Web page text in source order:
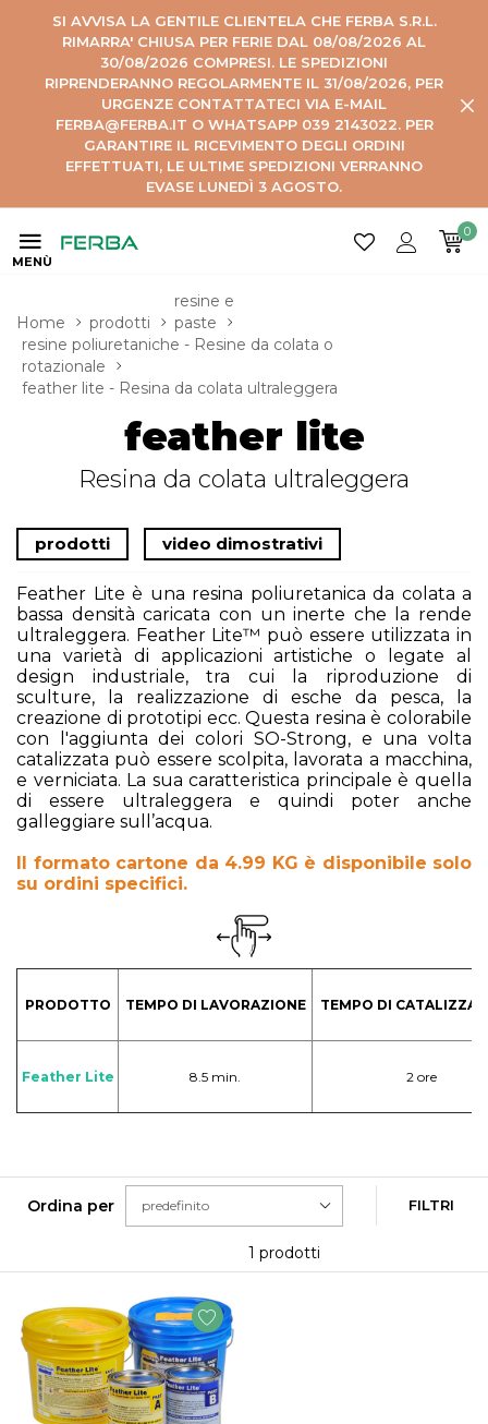
SI AVVISA LA GENTILE CLIENTELA CHE FERBA S.R.L.
RIMARRA' CHIUSA PER FERIE DAL 08/08/2026 AL
30/08/2026 COMPRESI. LE SPEDIZIONI
RIPRENDERANNO REGOLARMENTE IL 31/08/2026, PER
URGENZE CONTATTATECI VIA E-MAIL
FERBA@FERBA.IT O WHATSAPP 039 2143022. PER
GARANTIRE IL RICEVIMENTO DEGLI ORDINI
EFFETTUATI, LE ULTIME SPEDIZIONI VERRANNO
EVASE LUNEDÌ 3 AGOSTO.
MENÙ
0
Home prodotti
resine e
paste
resine poliuretaniche - Resine da colata o
rotazionale
feather lite - Resina da colata ultraleggera
feather lite
Resina da colata ultraleggera
prodotti video dimostrativi
Feather Lite è una resina poliuretanica da colata a
bassa densità caricata con un inerte che la rende
ultraleggera. Feather Lite™ può essere utilizzata in
una varietà di applicazioni artistiche o legate al
design industriale, tra cui la riproduzione di
sculture, la realizzazione di esche da pesca, la
creazione di prototipi ecc. Questa resina è colorabile
con l'aggiunta dei colori SO-Strong, e una volta
catalizzata può essere scolpita, lavorata a macchina,
e verniciata. La sua caratteristica principale è quella
di essere ultraleggera e quindi poter anche
galleggiare sull’acqua.
Il formato cartone da 4.99 KG è disponibile solo
su ordini specifici.
PRODOTTO TEMPO DI LAVORAZIONE TEMPO DI
Feather Lite 8.5 min. 2 ore
Ordina per FILTRI
1 prodotti